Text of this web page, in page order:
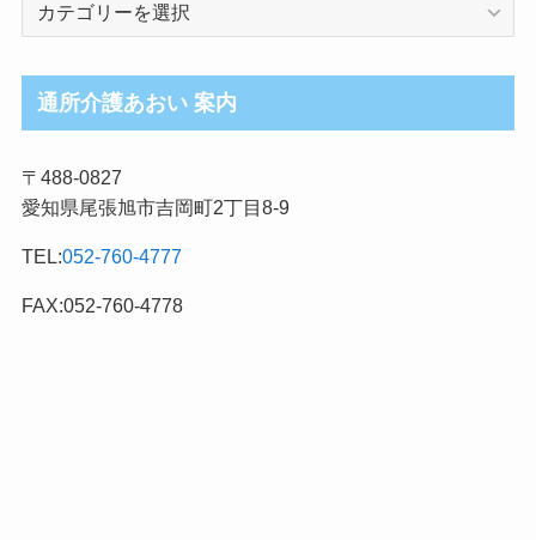
ロ
グ
事
カ
ゴ
リ
通所介護あおい 案内
〒488-0827
愛知県尾張旭市吉岡町2丁目8-9
TEL:052-760-4777
FAX:052-760-4778